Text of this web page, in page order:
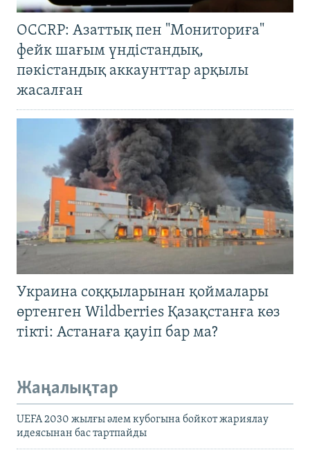
OCCRP: Азаттық пен "Мониториға"
фейк шағым үндістандық,
пәкістандық аккаунттар арқылы
жасалған
Украина соққыларынан қоймалары
өртенген Wildberries Қазақстанға көз
тікті: Астанаға қауіп бар ма?
Жаңалықтар
UEFA 2030 жылғы әлем кубогына бойкот жариялау
идеясынан бас тартпайды